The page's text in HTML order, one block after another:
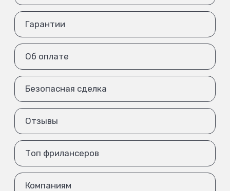
Гарантии
Об оплате
Безопасная сделка
Отзывы
Топ фрилансеров
Компаниям